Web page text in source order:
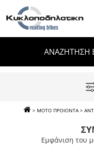
ΑΝΑΖΗΤΗΣΗ
> ΜΟΤΟ ΠΡΟΙΟΝΤΑ >
Εμφάνιση του